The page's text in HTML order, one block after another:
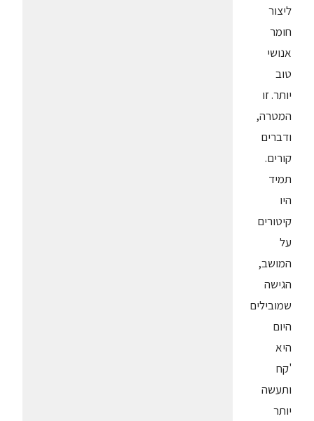
ליצור
חומר
אנושי
טוב
יותר. זו
המטרה,
ודברים
קורים.
תמיד
היו
קיטורים
על
המושב,
הגישה
שמובילים
היום
היא
'קח
ותעשה
יותר